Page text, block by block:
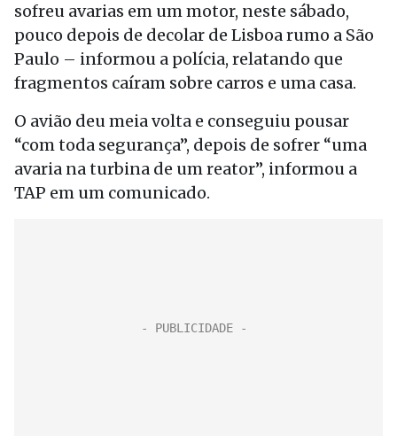
sofreu avarias em um motor, neste sábado,
pouco depois de decolar de Lisboa rumo a São
Paulo – informou a polícia, relatando que
fragmentos caíram sobre carros e uma casa.
O avião deu meia volta e conseguiu pousar
“com toda segurança”, depois de sofrer “uma
avaria na turbina de um reator”, informou a
TAP em um comunicado.